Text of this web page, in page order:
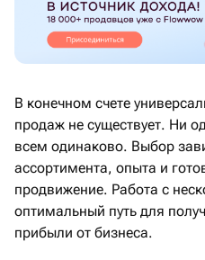
В конечном счете
продаж не существует. Ни
всем одинаково. Выбор
ассортимента, опыта и
продвижение. Работа с
оптимальный путь для
прибыли от бизнеса.